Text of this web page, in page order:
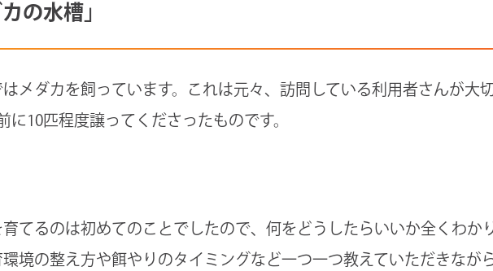
カの水槽」
メダカを飼っています。これは元々、訪問している利用者さんが大
に10匹程度譲ってくださったものです。
育てるのは初めてのことでしたので、何をどうしたらいいか全くわか
環境の整え方や餌やりのタイミングなど一つ一つ教えていただきなが